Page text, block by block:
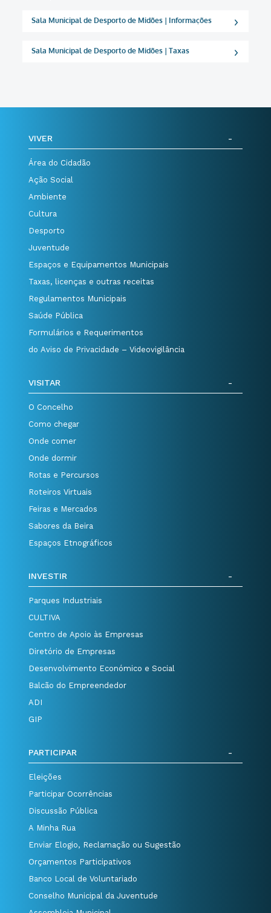
Sala Municipal de Desporto de Midões | Informações
Sala Municipal de Desporto de Midões | Taxas
VIVER
Área do Cidadão
Ação Social
Ambiente
Cultura
Desporto
Juventude
Espaços e Equipamentos Municipais
Taxas, licenças e outras receitas
Regulamentos Municipais
Saúde Pública
Formulários e Requerimentos
do Aviso de Privacidade – Videovigilância
VISITAR
O Concelho
Como chegar
Onde comer
Onde dormir
Rotas e Percursos
Roteiros Virtuais
Feiras e Mercados
Sabores da Beira
Espaços Etnográficos
INVESTIR
Parques Industriais
CULTIVA
Centro de Apoio às Empresas
Diretório de Empresas
Desenvolvimento Económico e Social
Balcão do Empreendedor
ADI
GIP
PARTICIPAR
Eleições
Participar Ocorrências
Discussão Pública
A Minha Rua
Enviar Elogio, Reclamação ou Sugestão
Orçamentos Participativos
Banco Local de Voluntariado
Conselho Municipal da Juventude